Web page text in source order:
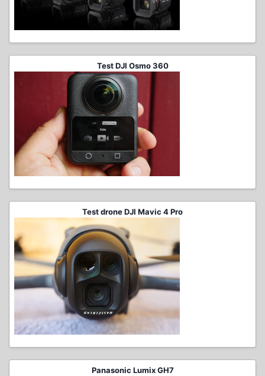
Test DJI Osmo 360
Test drone DJI Mavic 4 Pro
Panasonic Lumix GH7